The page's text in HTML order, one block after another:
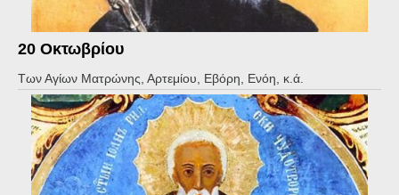
20 Οκτωβρίου
Των Αγίων Ματρώνης, Αρτεμίου, Εβόρη, Ενόη, κ.ά.